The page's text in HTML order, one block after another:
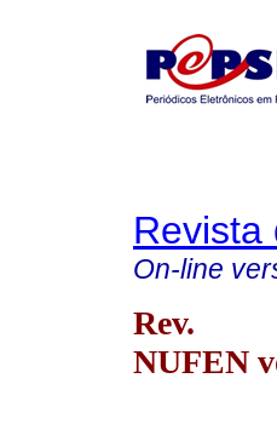
Revista
On-line
Rev.
NUFEN